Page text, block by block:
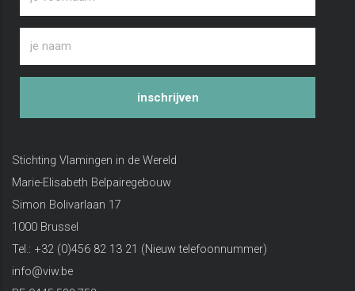
inschrijven
Stichting Vlamingen in de Wereld
Marie-Elisabeth Belpairegebouw
Simon Bolivarlaan 17
1000 Brussel
Tel.: +32 (0)456 82 13 21 (Nieuw telefoonnummer)
info@viw.be